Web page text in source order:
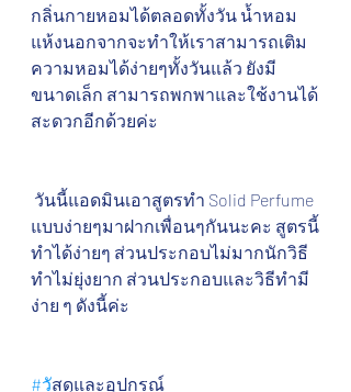
กลิ่นกายหอมได้ตลอดทั้งวัน น้ำหอม
แห้งนอกจากจะทำให้เราสามารถเติม
ความหอมได้ง่ายๆทั้งวันแล้ว ยังมี
ขนาดเล็ก สามารถพกพาและใช้งานได้
สะดวกอีกด้วยค่ะ
แบบง่ายๆมาฝากเพื่อนๆกันนะคะ สูตรนี้
ทำได้ง่ายๆ ส่วนประกอบไม่มากนักวิธี
ทำไม่ยุ่งยาก ส่วนประกอบและวิธีทำมี
ง่าย ๆ ดังนี้ค่ะ
#วัสดุและอุปกรณ์